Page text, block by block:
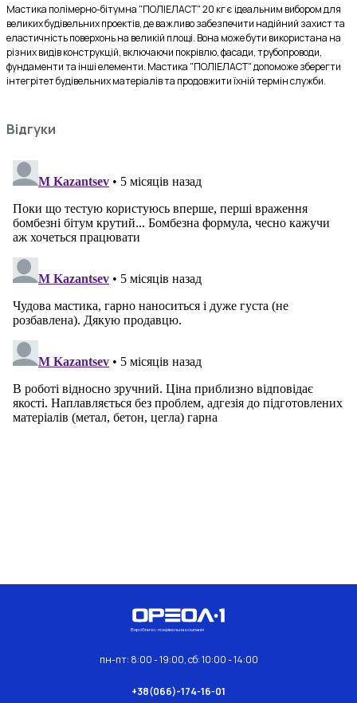
Мастика полімерно-бітумна "ПОЛІЕЛАСТ" 20 кг є ідеальним вибором для
великих будівельних проектів, де важливо забезпечити надійний захист та
еластичність поверхонь на великій площі. Вона може бути використана на
різних видів конструкцій, включаючи покрівлю, фасади, трубопроводи,
фундаменти та інші елементи. Мастика "ПОЛІЕЛАСТ" допоможе зберегти
інтегрітет будівельних матеріалів та продовжити їхній термін служби.
Відгуки
Виробничо-покрівельна компанія
пн-пт: 8:00 - 19:00, сб: 10:00 - 14:00
+38(066)-174-16-01